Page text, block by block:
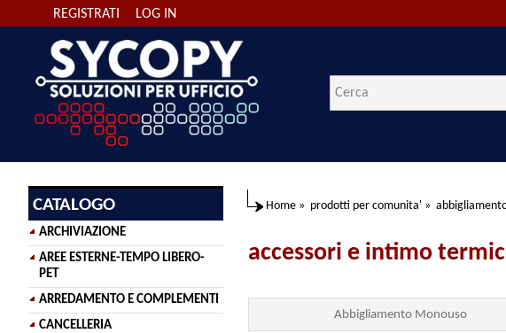
LOG IN
REGISTRATI
CATALOGO
ARCHIVIAZIONE
AREE ESTERNE-TEMPO LIBERO-
PET
ARREDAMENTO E COMPLEMENTI
CANCELLERIA
Home » prodotti per comunita' »
accessori e intimo
Abbigliamento Monouso